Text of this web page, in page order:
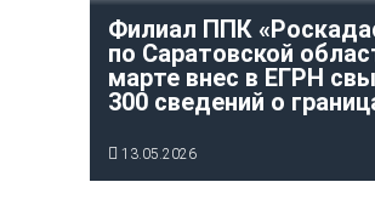
Филиал ППК
по Саратовской
марте внес в ЕГРН
300 сведений о
13.05.2026